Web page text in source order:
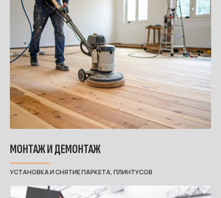
МОНТАЖ И ДЕМОНТАЖ
УСТАНОВКА И СНЯТИЕ ПАРКЕТА, ПЛИНТУСОВ